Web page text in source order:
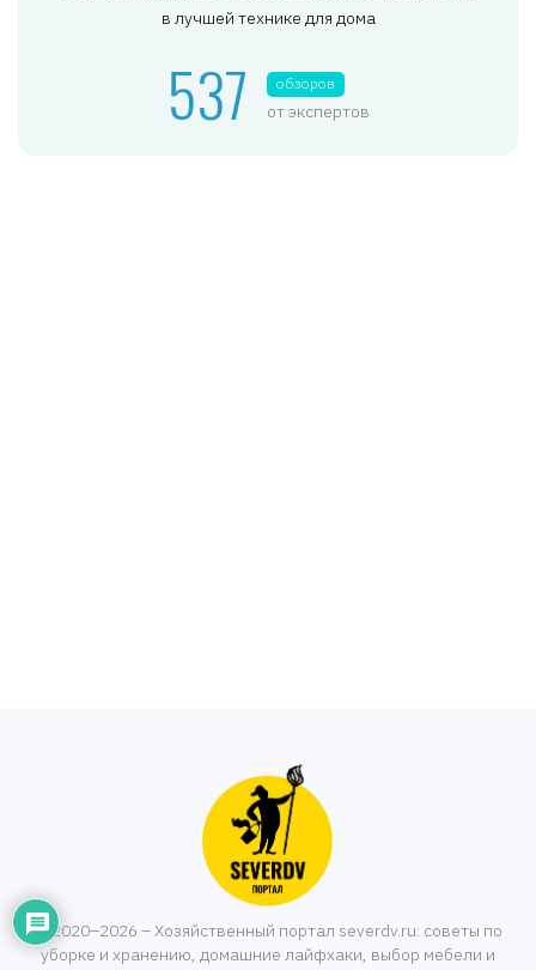
в лучшей технике для дома
537 обзоров
от экспертов
© 2020–2026 – Хозяйственный портал severdv.ru: советы по
уборке и хранению, домашние лайфхаки, выбор мебели и